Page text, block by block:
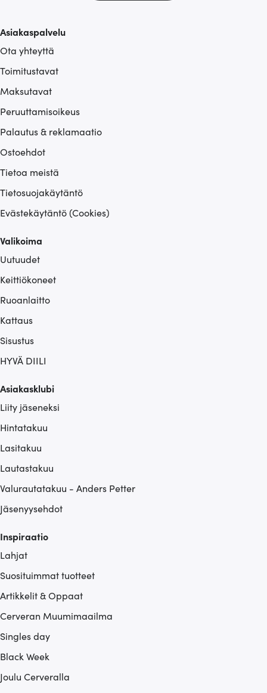
Asiakaspalvelu
Ota yhteyttä
Toimitustavat
Maksutavat
Peruuttamisoikeus
Palautus & reklamaatio
Ostoehdot
Tietoa meistä
Tietosuojakäytäntö
Evästekäytäntö (Cookies)
Valikoima
Uutuudet
Keittiökoneet
Ruoanlaitto
Kattaus
Sisustus
HYVÄ DIILI
Asiakasklubi
Liity jäseneksi
Hintatakuu
Lasitakuu
Lautastakuu
Valurautatakuu - Anders Petter
Jäsenyysehdot
Inspiraatio
Lahjat
Suosituimmat tuotteet
Artikkelit & Oppaat
Cerveran Muumimaailma
Singles day
Black Week
Joulu Cerveralla